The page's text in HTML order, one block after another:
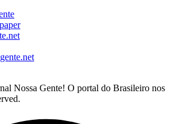
Nossa Gente! O portal do Brasileiro nos